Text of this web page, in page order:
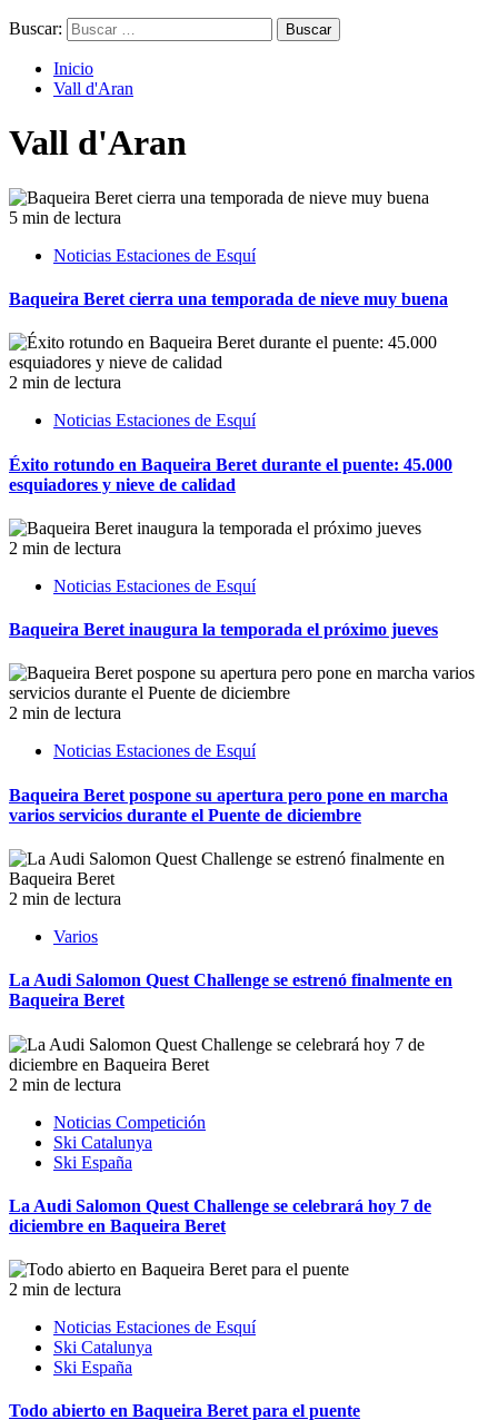
Buscar:
Inicio
Vall d'Aran
Vall d'Aran
5 min de lectura
Noticias Estaciones de Esquí
Baqueira Beret cierra una temporada de nieve muy buena
2 min de lectura
Noticias Estaciones de Esquí
Éxito rotundo en Baqueira Beret durante el puente: 45.000
esquiadores y nieve de calidad
2 min de lectura
Noticias Estaciones de Esquí
Baqueira Beret inaugura la temporada el próximo jueves
2 min de lectura
Noticias Estaciones de Esquí
Baqueira Beret pospone su apertura pero pone en marcha
varios servicios durante el Puente de diciembre
2 min de lectura
Varios
La Audi Salomon Quest Challenge se estrenó finalmente en
Baqueira Beret
2 min de lectura
Noticias Competición
Ski Catalunya
Ski España
La Audi Salomon Quest Challenge se celebrará hoy 7 de
diciembre en Baqueira Beret
2 min de lectura
Noticias Estaciones de Esquí
Ski Catalunya
Ski España
Todo abierto en Baqueira Beret para el puente